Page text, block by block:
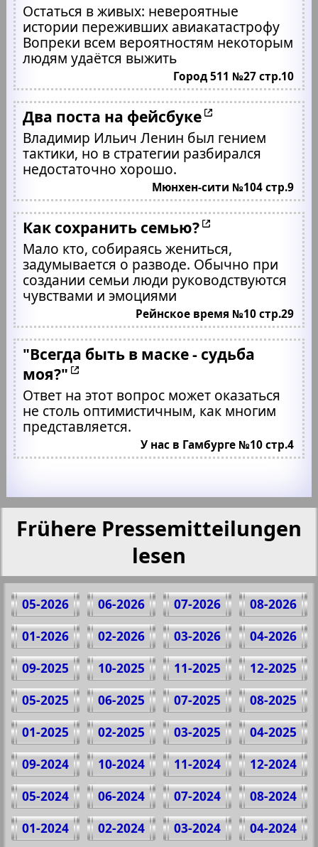
Остаться в живых: невероятные
истории переживших авиакатастрофу
Вопреки всем вероятностям некоторым
людям удаётся выжить
Город 511 №27 стр.10
Два поста на фейсбуке
Владимир Ильич Ленин был гением
тактики, но в стратегии разбирался
недостаточно хорошо.
Мюнхен-сити №104 стр.9
Как сохранить семью?
Мало кто, собираясь жениться,
задумывается о разводе. Обычно при
создании семьи люди руководствуются
чувствами и эмоциями
Рейнское время №10 стр.29
"Всегда быть в маске - судьба
моя?"
Ответ на этот вопрос может оказаться
не столь оптимистичным, как многим
представляется.
У нас в Гамбурге №10 стр.4
Frühere Pressemitteilungen
lesen
08-2026
07-2026
06-2026
05-2026
04-2026
03-2026
02-2026
01-2026
12-2025
11-2025
10-2025
09-2025
08-2025
07-2025
06-2025
05-2025
04-2025
03-2025
02-2025
01-2025
12-2024
11-2024
10-2024
09-2024
08-2024
07-2024
06-2024
05-2024
04-2024
03-2024
02-2024
01-2024